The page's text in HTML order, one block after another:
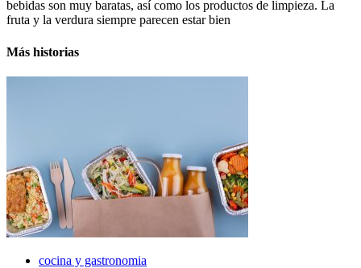
bebidas son muy baratas, así como los productos de limpieza. La
fruta y la verdura siempre parecen estar bien
Más historias
cocina y gastronomia